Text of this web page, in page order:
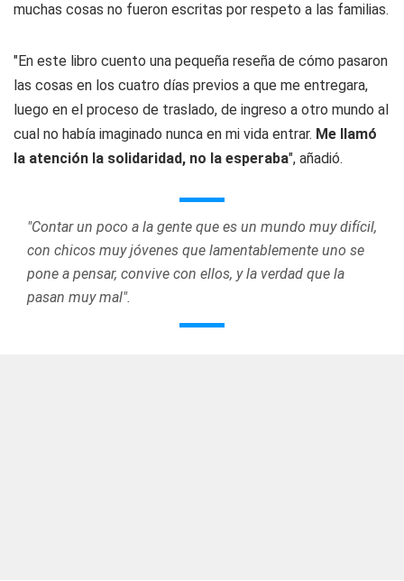
muchas cosas no fueron escritas por respeto a las familias.
"En este libro cuento una pequeña reseña de cómo pasaron
las cosas en los cuatro días previos a que me entregara,
luego en el proceso de traslado, de ingreso a otro mundo al
cual no había imaginado nunca en mi vida entrar. Me llamó
la atención la solidaridad, no la esperaba", añadió.
"Contar un poco a la gente que es un mundo muy difícil,
con chicos muy jóvenes que lamentablemente uno se
pone a pensar, convive con ellos, y la verdad que la
pasan muy mal".